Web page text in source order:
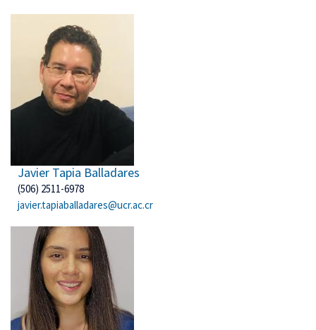
Javier Tapia Balladares
(506) 2511-6978
javier.tapiaballadares@ucr.ac.cr